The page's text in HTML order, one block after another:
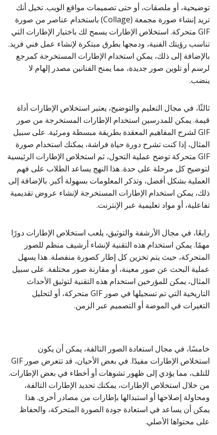
توضيحية، أو ملصقات، أو حتى تصميمات مواقع الويب. تخيل أنك
تريد إنشاء صورة مجمعة (Collage) باستخدام عناصر من صورة
GIF متحركة. استخلاص الإطارات يسمح لك باختيار الإطارات التي
تناسب رؤيتك الفنية، ودمجها بطرق مبتكرة لإنشاء عمل فني فريد.
بالإضافة إلى ذلك، يمكن استخدام الإطارات المستخرجة كمرجع
لرسم أو تلوين صور جديدة، مما يمنح الفنانين مصدر إلهام لا
ينضب.
ثالثًا، في مجال التعليم والتوضيح، يعتبر استخلاص الإطارات أداة
قيمة. يمكن للمدرسين استخدام الإطارات المستخرجة من صور
GIF لشرح المفاهيم المعقدة بطريقة مبسطة ومرئية. على سبيل
المثال، إذا كنت تشرح دورة حياة فراشة، يمكنك استخدام صورة
GIF متحركة توضح عملية التحول، ثم استخلاص الإطارات الرئيسية
لتوضيح كل مرحلة على حدة. هذا النهج يساعد الطلاب على فهم
العملية بشكل أفضل، وتذكر المعلومات بسهولة أكبر. بالإضافة إلى
ذلك، يمكن استخدام الإطارات المستخرجة لإنشاء عروض تقديمية
تفاعلية، أو مواد تعليمية عبر الإنترنت.
رابعًا، في مجال الأرشفة والتوثيق، يلعب استخلاص الإطارات دورًا
مهمًا. يمكن استخدام هذه التقنية لإنشاء أرشيف منظم للصور
المتحركة، حيث يتم تخزين كل إطار كصورة منفصلة. هذا يسهل
عملية البحث عن صور معينة، أو مقارنة صور مختلفة. على سبيل
المثال، يمكن للمؤرخين استخدام هذه التقنية لتوثيق الأحداث
التاريخية التي تم تسجيلها في صور GIF متحركة، أو لتحليل
التغيرات في الموضة أو التصميم عبر الزمن.
خامسًا، في مجال استعادة الصور التالفة، يمكن أن يكون
استخلاص الإطارات مفيدًا. في بعض الأحيان، قد تتعرض صور GIF
للتلف، مما يؤدي إلى ظهور تشوهات أو أخطاء في بعض الإطارات.
من خلال استخلاص الإطارات، يمكنك تحديد الإطارات التالفة،
ومحاولة إصلاحها أو استبدالها بإطارات من مصادر أخرى. هذا
يمكن أن يساعد في استعادة جودة الصورة المتحركة، والحفاظ
على محتواها الأصلي.